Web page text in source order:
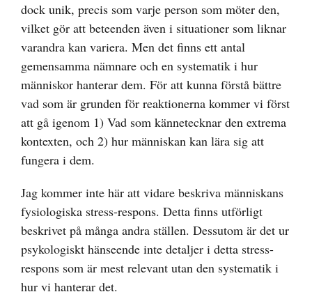
dock unik, precis som varje person som möter den,
vilket gör att beteenden även i situationer som liknar
varandra kan variera. Men det finns ett antal
gemensamma nämnare och en systematik i hur
människor hanterar dem. För att kunna förstå bättre
vad som är grunden för reaktionerna kommer vi först
att gå igenom 1) Vad som kännetecknar den extrema
kontexten, och 2) hur människan kan lära sig att
fungera i dem.
Jag kommer inte här att vidare beskriva människans
fysiologiska stress-respons. Detta finns utförligt
beskrivet på många andra ställen. Dessutom är det ur
psykologiskt hänseende inte detaljer i detta stress-
respons som är mest relevant utan den systematik i
hur vi hanterar det.